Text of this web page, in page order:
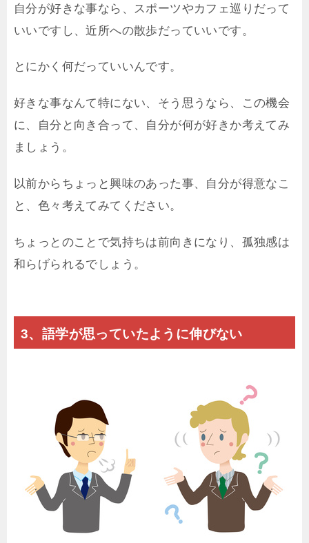
自分が好きな事なら、スポーツやカフェ巡りだって
いいですし、近所への散歩だっていいです。
とにかく何だっていいんです。
好きな事なんて特にない、そう思うなら、この機会
に、自分と向き合って、自分が何が好きか考えてみ
ましょう。
以前からちょっと興味のあった事、自分が得意なこ
と、色々考えてみてください。
ちょっとのことで気持ちは前向きになり、孤独感は
和らげられるでしょう。
3、語学が思っていたように伸びない